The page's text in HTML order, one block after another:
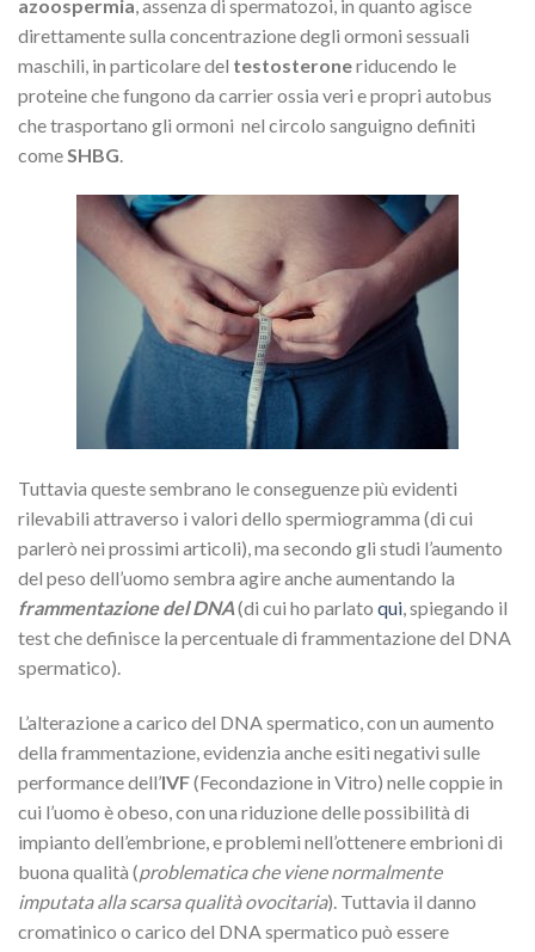
azoospermia , assenza di spermatozoi, in quanto agisce
direttamente sulla concentrazione degli ormoni sessuali
maschili, in particolare del testosteroneriducendo le
proteine che fungono da carrier ossia veri e propri autobus
che trasportano gli ormoni nel circolo sanguigno definiti
come SHBG
Tuttavia queste sembrano le conseguenze più evidenti
rilevabili attraverso i valori dello spermiogramma (di cui
parlerò nei prossimi articoli), ma secondo gli studi l’aumento
del peso dell’uomo sembra agire anche aumentando la
frammentazione del DNA(di cui ho parlato qui, spiegando il
test che definisce la percentuale di frammentazione del DNA
spermatico).
L’alterazione a carico del DNA spermatico, con un aumento
della frammentazione, evidenzia anche esiti negativi sulle
performance dell’IVF(Fecondazione in Vitro) nelle coppie in
cui l’uomo è obeso, con una riduzione delle possibilità di
impianto dell’embrione, e problemi nell’ottenere embrioni di
buona qualità (problematica che viene normalmente
imputata alla scarsa qualità ovocitaria). Tuttavia il danno
cromatinico o carico del DNA spermatico può essere